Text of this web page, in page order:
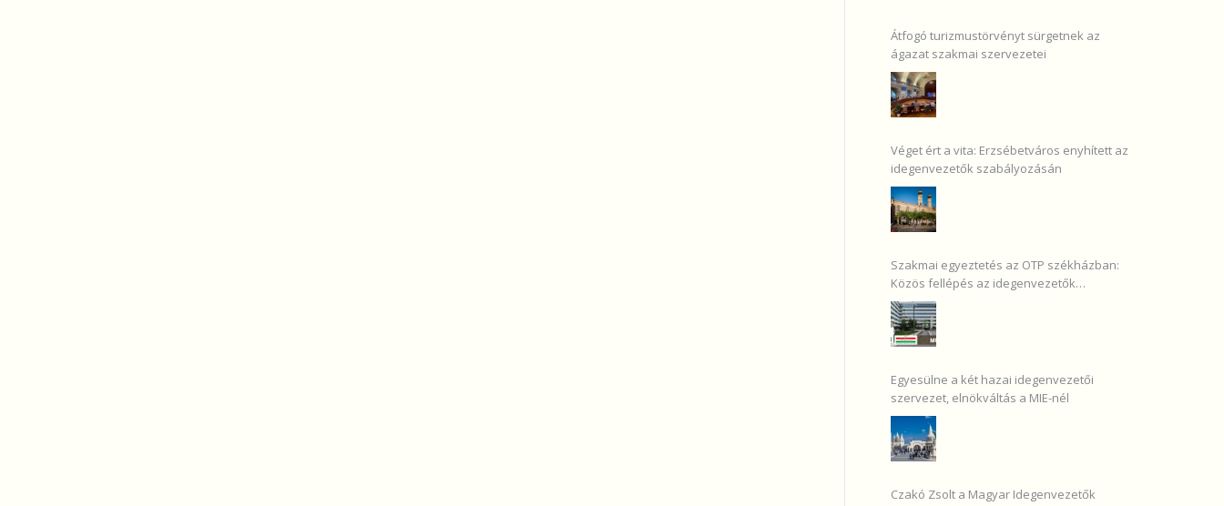
Átfogó turizmustörvényt sürgetnek az
ágazat szakmai szervezetei
Véget ért a vita: Erzsébetváros enyhített az
idegenvezetők szabályozásán
Szakmai egyeztetés az OTP székházban:
Közös fellépés az idegenvezetők
érdekében
Egyesülne a két hazai idegenvezetői
szervezet, elnökváltás a MIE-nél
Czakó Zsolt a Magyar Idegenvezetők